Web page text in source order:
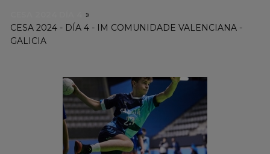
»
CESA 2024 - DÍA 4 - IM COMUNIDADE VALENCIANA -
GALICIA